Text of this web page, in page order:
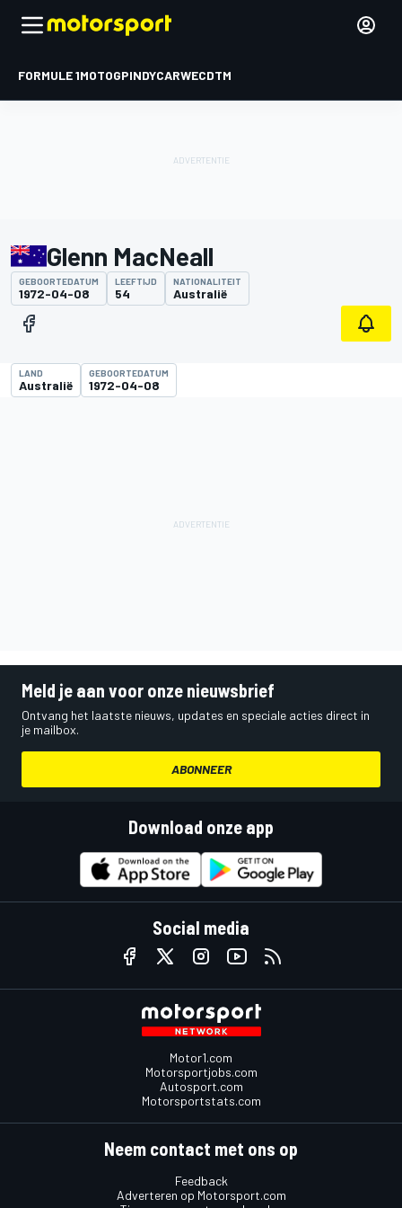
FORMULE 1MOTOGPINDYCARWECDTM
Glenn MacNeall
GEBOORTEDATUM
1972-04-08
LEEFTIJD
54
NATIONALITEIT
Australië
LAND
Australië
GEBOORTEDATUM
1972-04-08
Meld je aan voor onze nieuwsbrief
Ontvang het laatste nieuws, updates en speciale acties direct in
je mailbox.
ABONNEER
Download onze app
Social media
Motor1.com
Motorsportjobs.com
Autosport.com
Motorsportstats.com
Neem contact met ons op
Feedback
Adverteren op Motorsport.com